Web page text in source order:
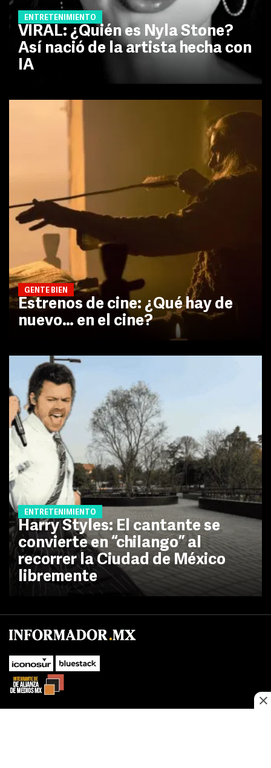
ENTRETENIMIENTO
VIRAL: ¿Quién es Nyla Stone?
Así nació de la artista hecha con
IA
GENTE BIEN
Estrenos de cine: ¿Qué hay de
nuevo… en el cine?
ENTRETENIMIENTO
Harry Styles: El cantante se
convierte en “chilango” al
recorrer la Ciudad de México
libremente